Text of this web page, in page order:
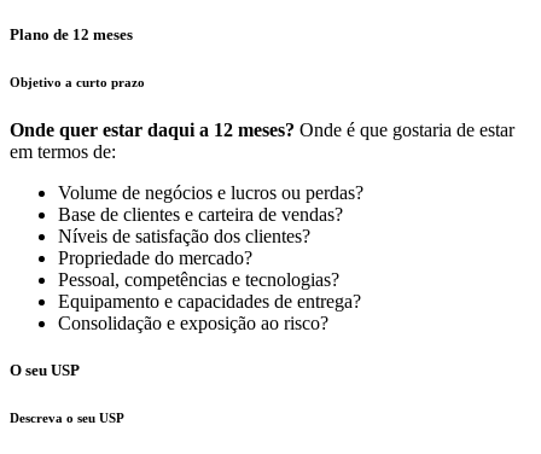
Plano de 12 meses
Objetivo a curto prazo
Onde quer estar daqui a 12 meses? Onde é que gostaria de estar
em termos de:
Volume de negócios e lucros ou perdas?
Base de clientes e carteira de vendas?
Níveis de satisfação dos clientes?
Propriedade do mercado?
Pessoal, competências e tecnologias?
Equipamento e capacidades de entrega?
Consolidação e exposição ao risco?
O seu USP
Descreva o seu USP